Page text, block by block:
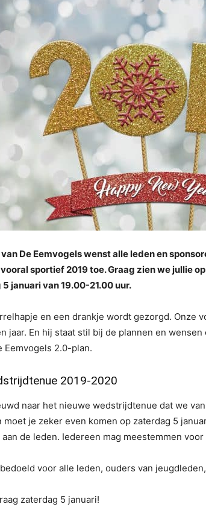
De Eemvogels wenst alle leden en
sportief 2019 toe. Graag zien we jullie
januari van 19.00-21.00 uur.
en een drankje wordt gezorgd. Onze
jaar. En hij staat stil bij de plannen en
Eemvogels 2.0-plan.
2019-2020
naar het nieuwe wedstrijdtenue dat we
moet je zeker even komen op zaterdag 5
de leden. Iedereen mag meestemmen
voor alle leden, ouders van
zaterdag 5 januari!